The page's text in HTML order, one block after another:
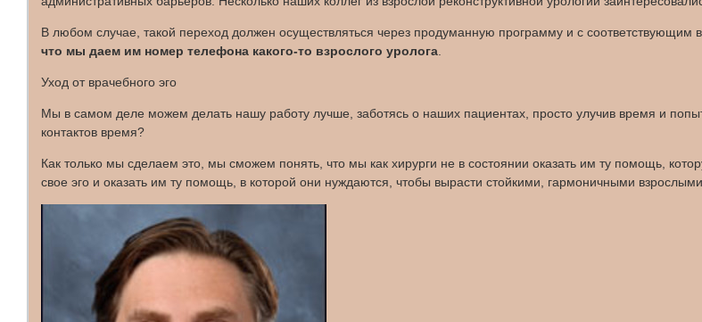
В любом случае, такой переход должен осуществляться через продуманную программу и с соответствующим
что мы даем им номер телефона какого-то взрослого уролога
Уход от врачебного эго
Мы в самом деле можем делать нашу работу лучше, заботясь о наших пациентах, просто улучив время и
контактов время?
Как только мы сделаем это, мы сможем понять, что мы как хирурги не в состоянии оказать им ту помощь,
свое эго и оказать им ту помощь, в которой они нуждаются, чтобы вырасти стойкими, гармоничными